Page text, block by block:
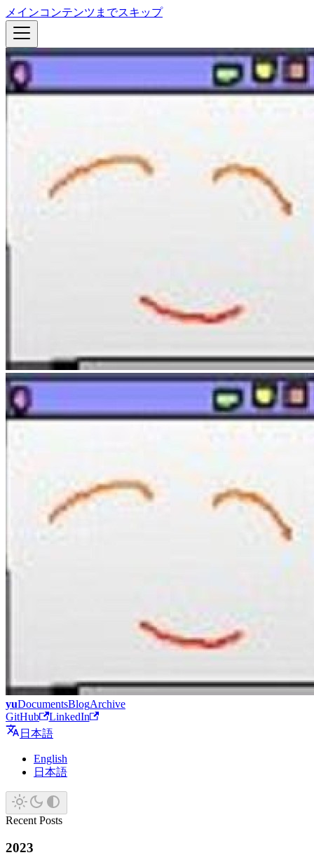
メインコンテンツまでスキップ
yuDocumentsBlogArchive
GitHub
LinkedIn
日本語
English
日本語
Recent Posts
2023